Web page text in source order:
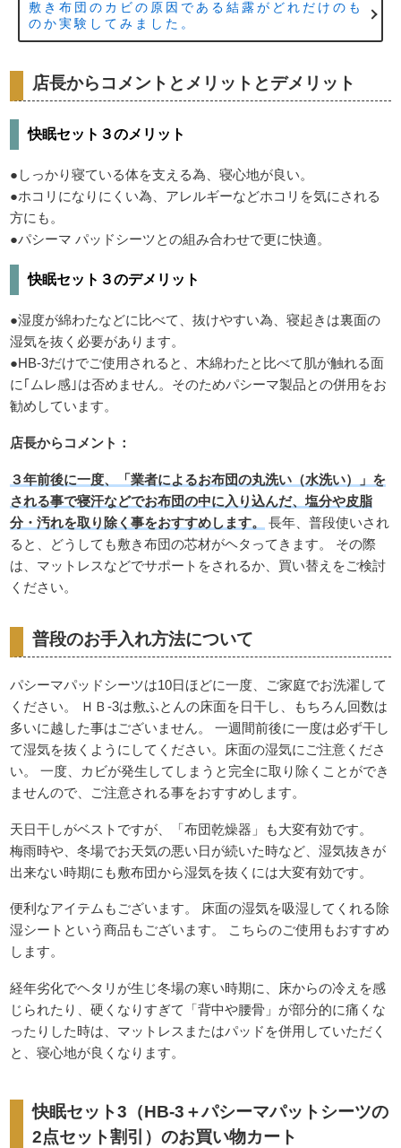
敷き布団のカビの原因である結露がどれだけのも
のか実験してみました。
店長からコメントとメリットとデメリット
快眠セット３のメリット
●しっかり寝ている体を支える為、寝心地が良い。
●ホコリになりにくい為、アレルギーなどホコリを気にされる
方にも。
●パシーマ パッドシーツとの組み合わせで更に快適。
快眠セット３のデメリット
●湿度が綿わたなどに比べて、抜けやすい為、寝起きは裏面の
湿気を抜く必要があります。
●HB-3だけでご使用されると、木綿わたと比べて肌が触れる面
に｢ムレ感｣は否めません。そのためパシーマ製品との併用をお
勧めしています。
店長からコメント：
３年前後に一度、「業者によるお布団の丸洗い（水洗い）」を
される事で寝汗などでお布団の中に入り込んだ、塩分や皮脂
分・汚れを取り除く事をおすすめします。
長年、普段使いされ
ると、どうしても敷き布団の芯材がヘタってきます。 その際
は、マットレスなどでサポートをされるか、買い替えをご検討
ください。
普段のお手入れ方法について
パシーマパッドシーツは10日ほどに一度、ご家庭でお洗濯して
ください。 ＨＢ-3は敷ふとんの床面を日干し、もちろん回数は
多いに越した事はございません。 一週間前後に一度は必ず干し
て湿気を抜くようにしてください。床面の湿気にご注意くださ
い。 一度、カビが発生してしまうと完全に取り除くことができ
ませんので、ご注意される事をおすすめします。
天日干しがベストですが、「布団乾燥器」も大変有効です。
梅雨時や、冬場でお天気の悪い日が続いた時など、湿気抜きが
出来ない時期にも敷布団から湿気を抜くには大変有効です。
便利なアイテムもございます。 床面の湿気を吸湿してくれる除
湿シートという商品もございます。 こちらのご使用もおすすめ
します。
経年劣化でヘタリが生じ冬場の寒い時期に、床からの冷えを感
じられたり、硬くなりすぎて「背中や腰骨」が部分的に痛くな
ったりした時は、マットレスまたはパッドを併用していただく
と、寝心地が良くなります。
快眠セット3（HB-3＋パシーマパットシーツの
2点セット割引）のお買い物カート